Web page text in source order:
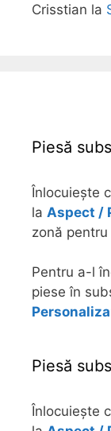
Crisstian la
Piesă
Înlocuiește
la Aspect /
zonă pentru
Pentru a-l
piese în
Piesă
Înlocuiește